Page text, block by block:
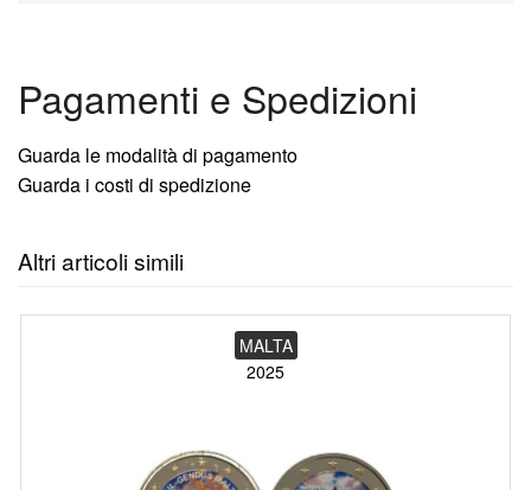
Pagamenti e Spedizioni
Guarda le modalità di pagamento
Guarda i costi di spedizione
Altri articoli simili
MALTA
2025